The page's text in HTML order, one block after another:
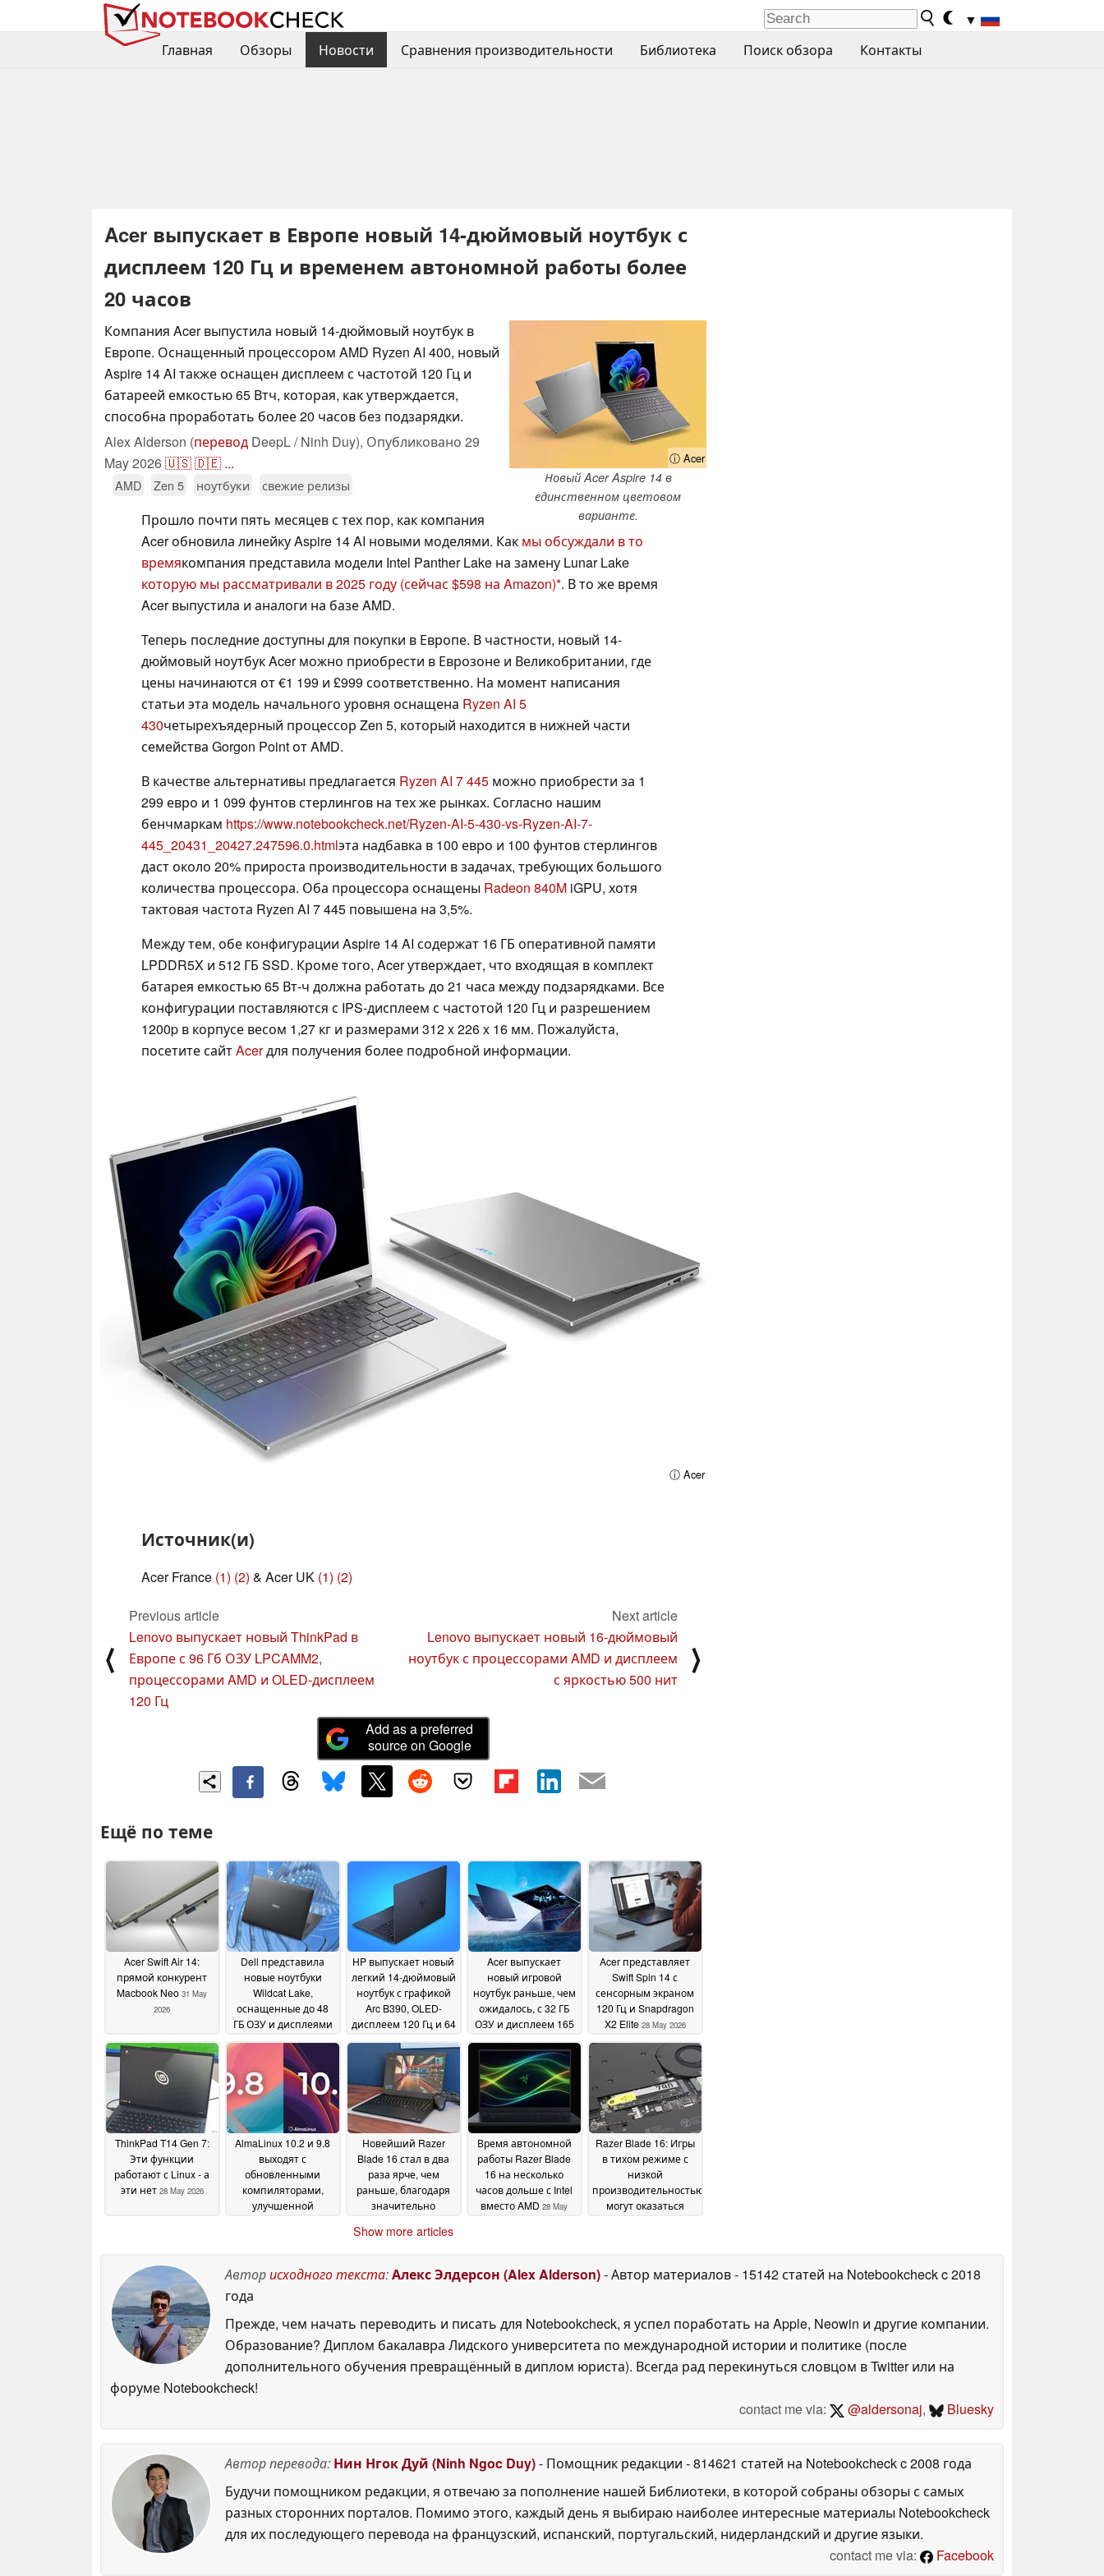
▼
Главная
Обзоры Новости Сравнения производительности Библиотека Поиск обзора Контакты
Acer выпускает в Европе новый 14-дюймовый ноутбук с
дисплеем 120 Гц и временем автономной работы более
20 часов
ⓘ Acer
Новый Acer Aspire 14 в
единственном цветовом
варианте.
Компания Acer выпустила новый 14-дюймовый ноутбук в
Европе. Оснащенный процессором AMD Ryzen AI 400, новый
Aspire 14 AI также оснащен дисплеем с частотой 120 Гц и
батареей емкостью 65 Втч, которая, как утверждается,
способна проработать более 20 часов без подзарядки.
Alex Alderson (перевод DeepL / Ninh Duy), Опубликовано 29
May 2026🇺🇸🇩🇪 ...
AMD Zen 5 ноутбуки свежие релизы
Прошло почти пять месяцев с тех пор, как компания
Acer обновила линейку Aspire 14 AI новыми моделями. Как мы обсуждали в то
времякомпания представила модели Intel Panther Lake на замену Lunar Lake
которую мы рассматривали в 2025 году (сейчас $598 на Amazon) . В то же время
Acer выпустила и аналоги на базе AMD.
Теперь последние доступны для покупки в Европе. В частности, новый 14-
дюймовый ноутбук Acer можно приобрести в Еврозоне и Великобритании, где
цены начинаются от €1 199 и £999 соответственно. На момент написания
статьи эта модель начального уровня оснащена Ryzen AI 5
430четырехъядерный процессор Zen 5, который находится в нижней части
семейства Gorgon Point от AMD.
В качестве альтернативы предлагается Ryzen AI 7 445 можно приобрести за 1
299 евро и 1 099 фунтов стерлингов на тех же рынках. Согласно нашим
бенчмаркам https://www.notebookcheck.net/Ryzen-AI-5-430-vs-Ryzen-AI-7-
445_20431_20427.247596.0.htmlэта надбавка в 100 евро и 100 фунтов стерлингов
даст около 20% прироста производительности в задачах, требующих большого
количества процессора. Оба процессора оснащены Radeon 840M iGPU, хотя
тактовая частота Ryzen AI 7 445 повышена на 3,5%.
Между тем, обе конфигурации Aspire 14 AI содержат 16 ГБ оперативной памяти
LPDDR5X и 512 ГБ SSD. Кроме того, Acer утверждает, что входящая в комплект
батарея емкостью 65 Вт-ч должна работать до 21 часа между подзарядками. Все
конфигурации поставляются с IPS-дисплеем с частотой 120 Гц и разрешением
1200p в корпусе весом 1,27 кг и размерами 312 x 226 x 16 мм. Пожалуйста,
посетите сайтAcerдля получения более подробной информации.
ⓘ Acer
Источник(и)
Acer France (1) (2) & Acer UK (1) (2)
⟨
Previous article
Lenovo выпускает новый ThinkPad в
Европе с 96 Гб ОЗУ LPCAMM2,
процессорами AMD и OLED-дисплеем
120 Гц
Next article
Lenovo выпускает новый 16-дюймовый
ноутбук с процессорами AMD и дисплеем
с яркостью 500 нит
⟩
Add as a preferred
source on Google
Ещё по теме
Acer Swift Air 14:
прямой конкурент
Macbook Neo 31 May
2026
Dell представила
новые ноутбуки
Wildcat Lake,
оснащенные до 48
ГБ ОЗУ и дисплеями
29
May 2026
HP выпускает новый
легкий 14-дюймовый
ноутбук с графикой
Arc B390, OLED-
дисплеем 120 Гц и 64
29 May 2026
Acer выпускает
новый игровой
ноутбук раньше, чем
ожидалось, с 32 ГБ
ОЗУ и дисплеем 165
28 May 2026
Acer представляет
Swift Spin 14 с
сенсорным экраном
120 Гц и Snapdragon
X2 Elite 28 May 2026
ThinkPad T14 Gen 7:
Эти функции
работают с Linux - а
эти нет 28 May 2026
AlmaLinux 10.2 и 9.8
выходят с
обновленными
компиляторами,
улучшенной
Новейший Razer
Blade 16 стал в два
раза ярче, чем
раньше, благодаря
значительно
поддержке HDR28
Время автономной
работы Razer Blade
16 на несколько
часов дольше с Intel
вместо AMD 28 May
Razer Blade 16: Игры
в тихом режиме с
низкой
производительностью
могут оказаться
Show more articles
Авторисходного текста:Алекс Элдерсон (Alex Alderson)- Автор материалов- 15142 статей на Notebookcheckc 2018
года
Прежде, чем начать переводить и писать для Notebookcheck, я успел поработать на Apple, Neowin и другие компании.
Образование? Диплом бакалавра Лидского университета по международной истории и политике (после
дополнительного обучения превращённый в диплом юриста). Всегда рад перекинуться словцом в Twitter или на
форуме Notebookcheck!
contact me via:
@aldersonaj, Bluesky
Автор перевода: Нин Нгок Дуй (Ninh Ngoc Duy)- Помощник редакции - 814621 статей на Notebookcheckc 2008 года
Будучи помощником редакции, я отвечаю за пополнение нашей Библиотеки, в которой собраны обзоры с самых
разных сторонних порталов. Помимо этого, каждый день я выбираю наиболее интересные материалы Notebookcheck
для их последующего перевода на французский, испанский, португальский, нидерландский и другие языки.
contact me via:
Facebook